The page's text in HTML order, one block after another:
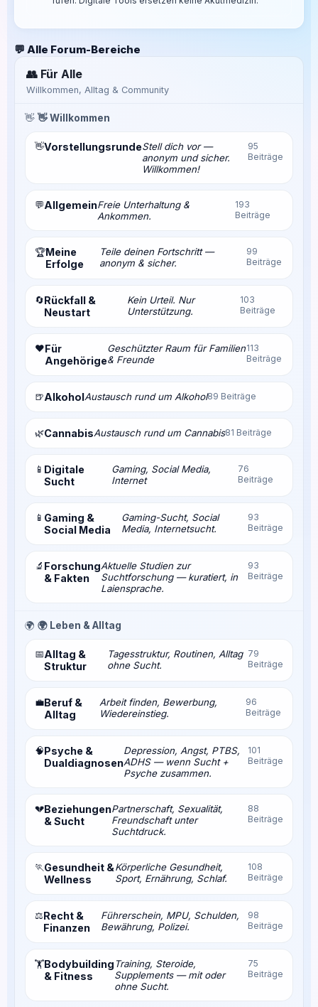
💬 Alle Forum-Bereiche
👥 Für Alle
Willkommen, Alltag & Community
👋 👋 Willkommen
👋VorstellungsrundeStell dich vor —
anonym und sicher.
Willkommen!
95
Beiträge
💬AllgemeinFreie Unterhaltung &
Ankommen.
193
Beiträge
🏆Meine
Erfolge
Teile deinen Fortschritt —
anonym & sicher.
99
Beiträge
🔄Rückfall &
Neustart
Kein Urteil. Nur
Unterstützung.
103
Beiträge
❤️Für
Angehörige
Geschützter Raum für Familien
& Freunde
113
Beiträge
🍺AlkoholAustausch rund um Alkohol89 Beiträge
🌿CannabisAustausch rund um Cannabis81 Beiträge
📱 Digitale
Sucht
Gaming, Social Media,
Internet
76
Beiträge
📱 Gaming &
Social Media
Gaming-Sucht, Social
Media, Internetsucht.
93
Beiträge
🔬 Forschung
& Fakten
Aktuelle Studien zur
Suchtforschung — kuratiert, in
Laiensprache.
93
Beiträge
🌍 🌍 Leben & Alltag
📅Alltag &
Struktur
Tagesstruktur, Routinen, Alltag
ohne Sucht.
79
Beiträge
💼Beruf &
Alltag
Arbeit finden, Bewerbung,
Wiedereinstieg.
96
Beiträge
🧠Psyche &
Dualdiagnosen
Depression, Angst, PTBS,
ADHS — wenn Sucht +
Psyche zusammen.
101
Beiträge
💔Beziehungen
& Sucht
Partnerschaft, Sexualität,
Freundschaft unter
Suchtdruck.
88
Beiträge
🏃Gesundheit &
Wellness
Körperliche Gesundheit,
Sport, Ernährung, Schlaf.
108
Beiträge
⚖️Recht &
Finanzen
Führerschein, MPU, Schulden,
Bewährung, Polizei.
98
Beiträge
🏋️Bodybuilding
& Fitness
Training, Steroide,
Supplements — mit oder
ohne Sucht.
75
Beiträge